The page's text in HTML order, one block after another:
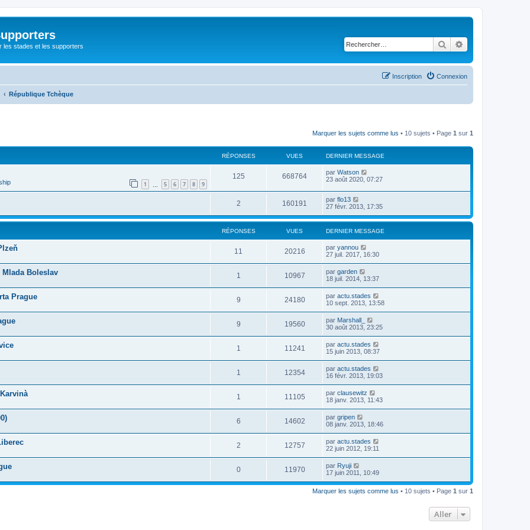
les stades et les supporters Rechercher
Connexion
Inscription
République Tchèque
Marquer les sujets comme lus • 10 sujets • Page 1 sur 1
RÉPONSES VUES DERNIER MESSAGE
1 5 6 7 8 9
125 668764 par Watson
23 août 2020, 07:27
2 160191 par flo13
27 févr. 2013, 17:35
RÉPONSES VUES DERNIER MESSAGE
11 20216 par yannou
27 juil. 2017, 16:30
Mlada Boleslav 1 10967 par garden
18 juil. 2014, 13:37
Prague 9 24180 par actu.stades
10 sept. 2013, 13:58
9 19560 par Marshall_
30 août 2013, 23:25
1 11241 par actu.stades
15 juin 2013, 08:37
1 12354 par actu.stades
16 févr. 2013, 19:03
1 11105 par clausewitz
18 janv. 2013, 11:43
6 14602 par gripen
08 janv. 2013, 18:46
2 12757 par actu.stades
22 juin 2012, 19:11
0 11970 par Ryuji
17 juin 2011, 10:49
Marquer les sujets comme lus • 10 sujets • Page 1 sur 1
Aller